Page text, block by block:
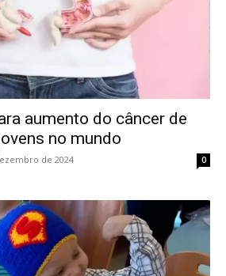
aumento do câncer de
no mundo
de 2024 0